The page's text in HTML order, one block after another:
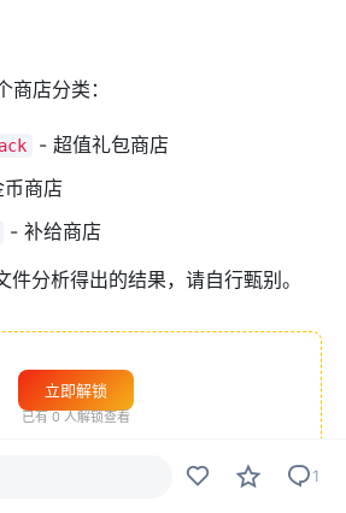
店分类：
- 超值礼包商店
商店
- 补给商店
分析得出的结果，请自行甄别。
立即解锁
已有 0 人解锁查看
1